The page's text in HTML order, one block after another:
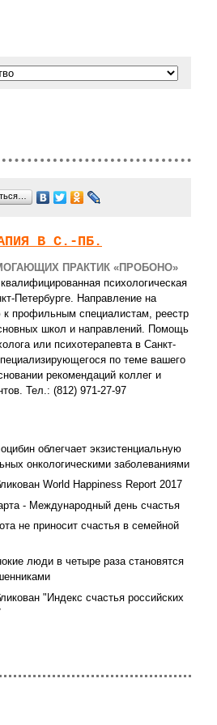
В С.-ПБ.
ПРАКТИК «ПРОБОНО»
психологическая
Петербурге. Направление на
к профильным специалистам, реестр
школ и направлений. Помощь
или психотерапевта в Санкт-
по теме вашего
рекомендаций коллег и
Тел.: (812) 971-27-97
облегчает экзистенциальную
онкологическими заболеваниями
World Happiness Report 2017
- Международный день счастья
не приносит счастья в семейной
люди в четыре раза становятся
"Индекс счастья российских